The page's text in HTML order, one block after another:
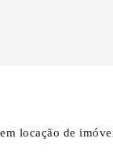
locação de